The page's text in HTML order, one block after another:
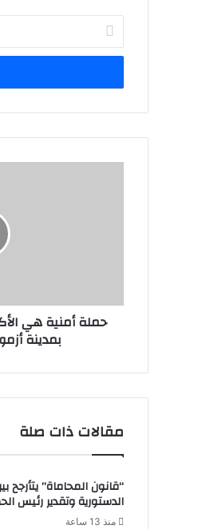
بريدك
الإلكتروني
حملة أمنية هي
بمدينة
مقالات ذات صلة
“قانون المحاماة” يتأرجح
الدستورية وتقدير رئيس
منذ 13 ساعة